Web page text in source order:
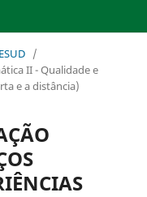
/
II - Qualidade e
e a distância)